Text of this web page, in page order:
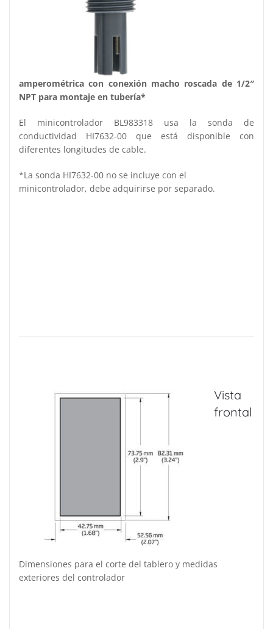
amperométrica con conexión macho roscada de 1/2″
NPT para montaje en tubería*
El minicontrolador BL983318 usa la sonda de
conductividad HI7632-00 que está disponible con
diferentes longitudes de cable.
*La sonda HI7632-00 no se incluye con el
minicontrolador, debe adquirirse por separado.
Vista
frontal
Dimensiones para el corte del tablero y medidas
exteriores del controlador